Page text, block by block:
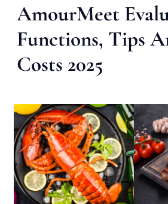
AmourMeet
Functions, Tips
Costs 2025